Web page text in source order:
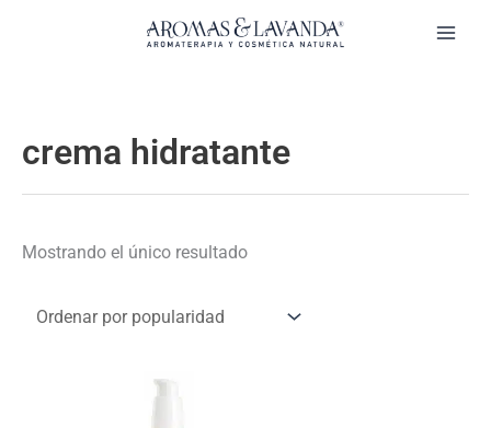
crema hidratante
Mostrando el único resultado